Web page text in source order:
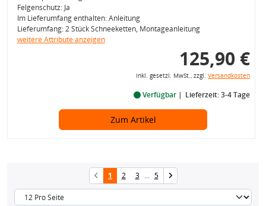
Felgenschutz: Ja
Im Lieferumfang enthalten: Anleitung
Lieferumfang: 2 Stück Schneeketten, Montageanleitung
weitere Attribute anzeigen
125,90 €
inkl. gesetzl. MwSt., zzgl. Versandkosten
Verfügbar Lieferzeit: 3-4 Tage
Zum Artikel
1 2 3 ... 5